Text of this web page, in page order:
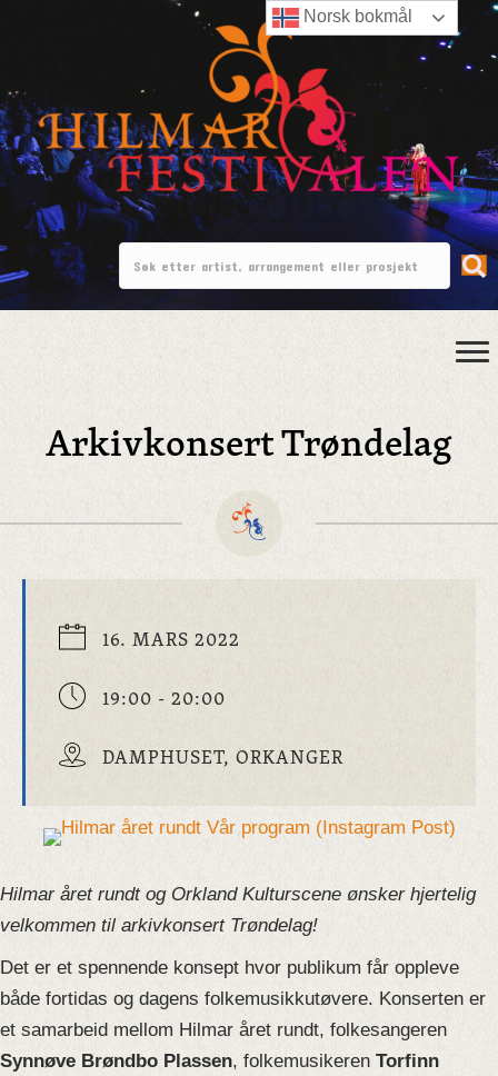
Arkivkonsert Trøndelag
16. MARS 2022
19:00 - 20:00
DAMPHUSET, ORKANGER
Hilmar året rundt og Orkland Kulturscene ønsker hjertelig
velkommen til arkivkonsert Trøndelag!
Det er et spennende konsept hvor publikum får oppleve
både fortidas og dagens folkemusikkutøvere. Konserten er
et samarbeid mellom Hilmar året rundt, folkesangeren
Synnøve Brøndbo Plassen, folkemusikeren Torfinn
Norsk bokmål